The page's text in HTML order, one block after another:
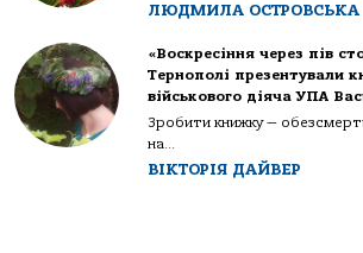
ЛЮДМИЛА ОСТРОВСЬКА
«Воскресіння через пів
Тернополі презентували
військового діяча УПА
Зробити книжку —
на...
ВІКТОРІЯ ДАЙВЕР